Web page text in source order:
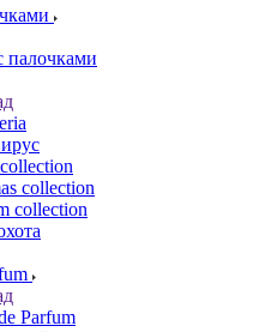
палочками
collection
collection
Parfum